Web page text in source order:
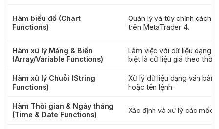
Hàm biểu đồ (Chart
Functions)
Quản lý và tùy chỉnh cách
trên MetaTrader 4.
Hàm xử lý Mảng & Biến
(Array/Variable Functions)
Làm việc với dữ liệu dạng
biệt là dữ liệu giá theo thời
Hàm xử lý Chuỗi (String
Functions)
Xử lý dữ liệu dạng văn bản
hoặc tên lệnh.
Hàm Thời gian & Ngày tháng
(Time & Date Functions)
Xác định và xử lý các mốc